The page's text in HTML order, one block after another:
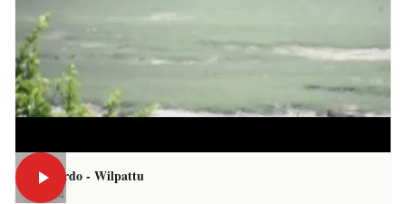
Leopardo - Wilpattu
0:24